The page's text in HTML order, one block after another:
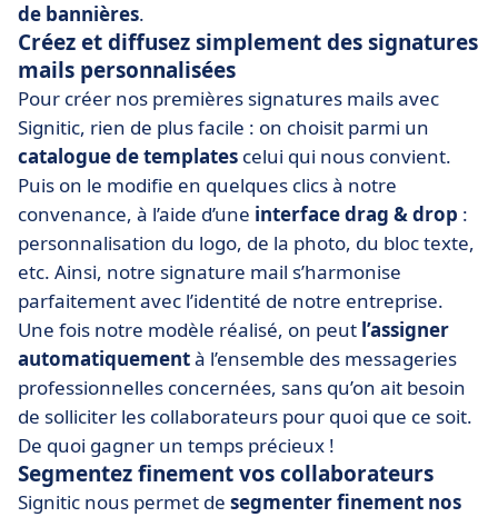
de bannières.
Créez et diffusez simplement des signatures
mails personnalisées
Pour créer nos premières signatures mails avec
Signitic, rien de plus facile : on choisit parmi un
catalogue de templates celui qui nous convient.
Puis on le modifie en quelques clics à notre
convenance, à l’aide d’une interface drag & drop :
personnalisation du logo, de la photo, du bloc texte,
etc. Ainsi, notre signature mail s’harmonise
parfaitement avec l’identité de notre entreprise.
Une fois notre modèle réalisé, on peut l’assigner
automatiquementà l’ensemble des messageries
professionnelles concernées, sans qu’on ait besoin
de solliciter les collaborateurs pour quoi que ce soit.
De quoi gagner un temps précieux !
Segmentez finement vos collaborateurs
Signitic nous permet de segmenter finement nos